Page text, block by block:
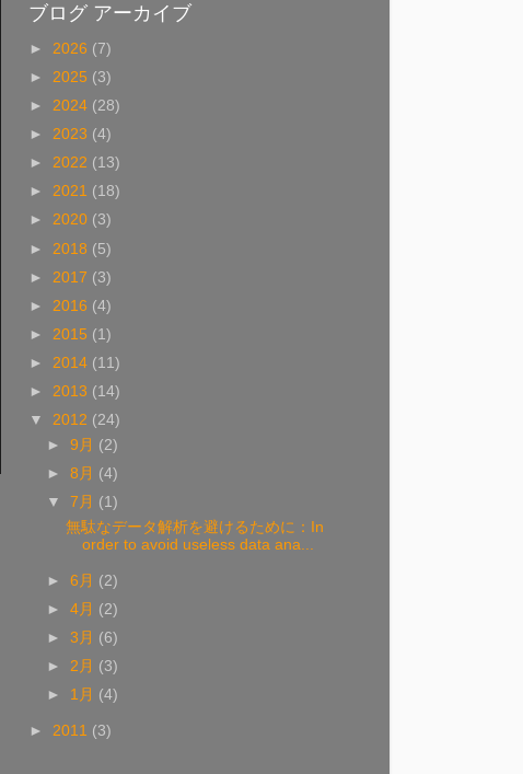
ブログ アーカイブ
► 2026 (7)
► 2025 (3)
► 2024 (28)
► 2023 (4)
► 2022 (13)
► 2021 (18)
► 2020 (3)
► 2018 (5)
► 2017 (3)
► 2016 (4)
► 2015 (1)
► 2014 (11)
► 2013 (14)
▼ 2012 (24)
►9月 (2)
►8月 (4)
▼7月 (1)
無駄なデータ解析を避けるために：In
order to avoid useless data ana...
►6月 (2)
►4月 (2)
►3月 (6)
►2月 (3)
► 1月 (4)
► 2011 (3)